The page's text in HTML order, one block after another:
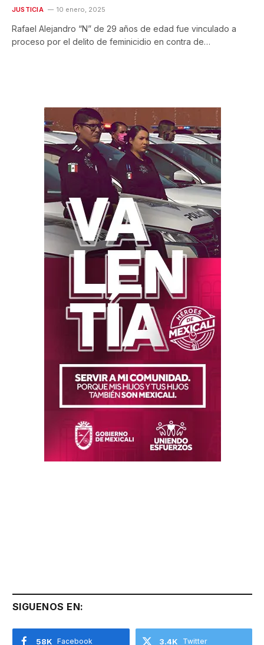
JUSTICIA 10 enero, 2025
Rafael Alejandro “N” de 29 años de edad fue vinculado a
proceso por el delito de feminicidio en contra de…
SIGUENOS EN:
Facebook
58K Twitter
3.4K